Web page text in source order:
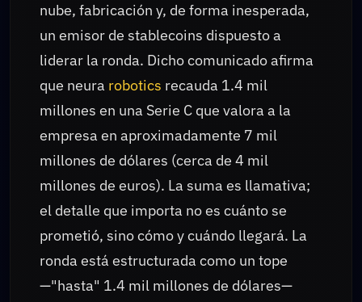
nube, fabricación y, de forma inesperada,
un emisor de stablecoins dispuesto a
liderar la ronda. Dicho comunicado afirma
que neura robotics recauda 1.4 mil
millones en una Serie C que valora a la
empresa en aproximadamente 7 mil
millones de dólares (cerca de 4 mil
millones de euros). La suma es llamativa;
el detalle que importa no es cuánto se
prometió, sino cómo y cuándo llegará. La
ronda está estructurada como un tope
—"hasta" 1.4 mil millones de dólares—